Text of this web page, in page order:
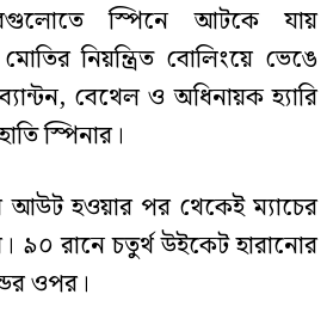
স্পিনে আটকে যায়
নিয়ন্ত্রিত বোলিংয়ে ভেঙে
বেথেল ও অধিনায়ক হ্যারি
স্পিনার।
আউট হওয়ার পর থেকেই ম্যাচের
রানে চতুর্থ উইকেট হারানোর
ওপর।